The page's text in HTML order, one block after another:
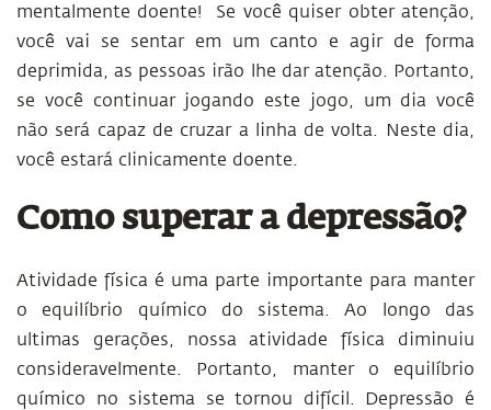
mentalmente doente!
Se você quiser obter atenção,
você vai se sentar em um canto e agir de forma
deprimida, as pessoas irão lhe dar atenção. Portanto,
se você continuar jogando este jogo, um dia você
não será capaz de cruzar a linha de volta. Neste dia,
você estará clinicamente doente.
Como superar a depressão?
Atividade física é uma parte importante para manter
o equilíbrio químico do sistema. Ao longo das
ultimas gerações, nossa atividade física diminuiu
consideravelmente. Portanto, manter o equilíbrio
químico no sistema se tornou difícil. Depressão é